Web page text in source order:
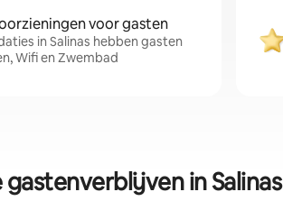
voor gasten
in Salinas hebben gasten
Wifi en Zwembad
in Salinas